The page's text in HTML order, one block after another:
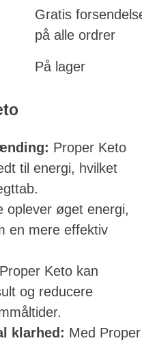
Gratis
på alle ordrer
På lager
Proper Keto
til energi, hvilket
oplever øget energi,
en mere effektiv
Proper Keto kan
og reducere
klarhed: Med Proper